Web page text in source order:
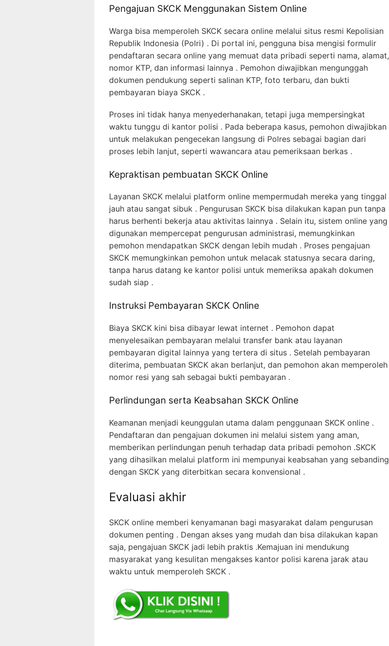
Pengajuan SKCK Menggunakan Sistem Online
Warga bisa memperoleh SKCK secara online melalui situs resmi Kepolisian
Republik Indonesia (Polri) . Di portal ini, pengguna bisa mengisi formulir
pendaftaran secara online yang memuat data pribadi seperti nama, alamat,
nomor KTP, dan informasi lainnya . Pemohon diwajibkan mengunggah
dokumen pendukung seperti salinan KTP, foto terbaru, dan bukti
pembayaran biaya SKCK .
Proses ini tidak hanya menyederhanakan, tetapi juga mempersingkat
waktu tunggu di kantor polisi . Pada beberapa kasus, pemohon diwajibkan
untuk melakukan pengecekan langsung di Polres sebagai bagian dari
proses lebih lanjut, seperti wawancara atau pemeriksaan berkas .
Kepraktisan pembuatan SKCK Online
Layanan SKCK melalui platform online mempermudah mereka yang tinggal
jauh atau sangat sibuk . Pengurusan SKCK bisa dilakukan kapan pun tanpa
harus berhenti bekerja atau aktivitas lainnya . Selain itu, sistem online yang
digunakan mempercepat pengurusan administrasi, memungkinkan
pemohon mendapatkan SKCK dengan lebih mudah . Proses pengajuan
SKCK memungkinkan pemohon untuk melacak statusnya secara daring,
tanpa harus datang ke kantor polisi untuk memeriksa apakah dokumen
sudah siap .
Instruksi Pembayaran SKCK Online
Biaya SKCK kini bisa dibayar lewat internet . Pemohon dapat
menyelesaikan pembayaran melalui transfer bank atau layanan
pembayaran digital lainnya yang tertera di situs . Setelah pembayaran
diterima, pembuatan SKCK akan berlanjut, dan pemohon akan memperoleh
nomor resi yang sah sebagai bukti pembayaran .
Perlindungan serta Keabsahan SKCK Online
Keamanan menjadi keunggulan utama dalam penggunaan SKCK online .
Pendaftaran dan pengajuan dokumen ini melalui sistem yang aman,
memberikan perlindungan penuh terhadap data pribadi pemohon .SKCK
yang dihasilkan melalui platform ini mempunyai keabsahan yang sebanding
dengan SKCK yang diterbitkan secara konvensional .
Evaluasi akhir
SKCK online memberi kenyamanan bagi masyarakat dalam pengurusan
dokumen penting . Dengan akses yang mudah dan bisa dilakukan kapan
saja, pengajuan SKCK jadi lebih praktis .Kemajuan ini mendukung
masyarakat yang kesulitan mengakses kantor polisi karena jarak atau
waktu untuk memperoleh SKCK .